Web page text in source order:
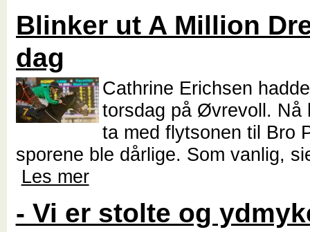
Blinker ut A Million
dag
Cathrine Erichsen
torsdag på Øvrevoll. Nå
ta med flytsonen til Bro
sporene ble dårlige. Som vanlig,
Les mer
- Vi er stolte og